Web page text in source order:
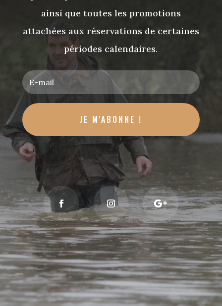
ainsi que toutes les promotions
attachées aux réservations de certaines
périodes calendaires.
JE M'ABONNE !